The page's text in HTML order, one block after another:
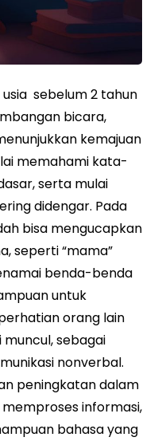
usia sebelum 2 tahun
bicara,
kemajuan
memahami kata-
serta mulai
didengar. Pada
bisa mengucapkan
seperti “mama”
benda-benda
untuk
orang lain
sebagai
nonverbal.
peningkatan dalam
informasi,
bahasa yang